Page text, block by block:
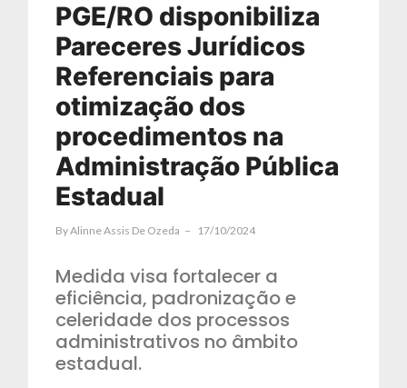
PGE/RO disponibiliza
Pareceres Jurídicos
Referenciais para
otimização dos
procedimentos na
Administração Pública
Estadual
ByAlinne Assis De Ozeda 17/10/2024
Medida visa fortalecer a
eficiência, padronização e
celeridade dos processos
administrativos no âmbito
estadual.